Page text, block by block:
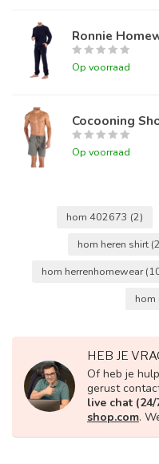
Ronnie
Op voorraad
Cocooning
Op voorraad
hom 402673 (2)
hom heren shirt
hom herrenhomewear
hom
HEB JE
Of heb je
gerust
live chat (24/
shop.com.